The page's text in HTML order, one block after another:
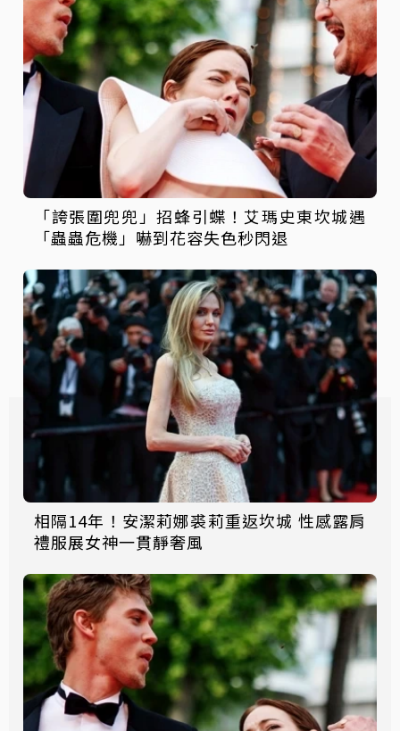
「誇張圍兜兜」招蜂引蝶！艾瑪史東坎城遇
「蟲蟲危機」嚇到花容失色秒閃退
相隔14年！安潔莉娜裘莉重返坎城 性感露肩
禮服展女神一貫靜奢風